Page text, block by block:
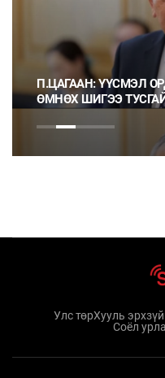
П.ЦАГААН: ҮҮСМЭЛ
ӨМНӨХ ШИГЭЭ
Улс төрХууль эрхзүй
Соёл